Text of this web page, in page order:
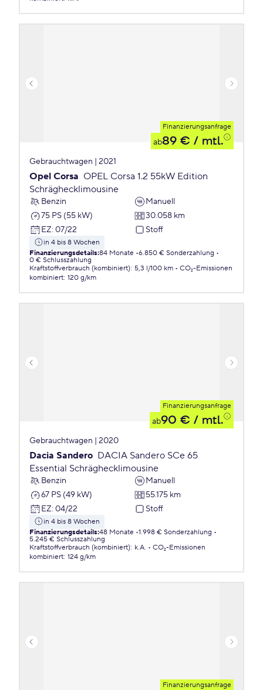
Finanzierungsanfrage
ab89 € / mtl.
Gebrauchtwagen | 2021
Opel Corsa OPEL Corsa 1.2 55kW Edition
Schräghecklimousine
Benzin
Manuell
75 PS (55 kW)
30.058 km
EZ: 07/22 Stoff
in 4 bis 8 Wochen
Finanzierungsdetails:84 Monate 6.850 € Sonderzahlung
0 € Schlusszahlung
Kraftstoffverbrauch (kombiniert): 5,3 l/100 km
CO₂-Emissionen
kombiniert: 120 g/km
Finanzierungsanfrage
ab90 € / mtl.
Gebrauchtwagen | 2020
Dacia Sandero DACIA Sandero SCe 65
Essential Schräghecklimousine
Benzin
Manuell
67 PS (49 kW)
55.175 km
EZ: 04/22 Stoff
in 4 bis 8 Wochen
Finanzierungsdetails:48 Monate 1.998 € Sonderzahlung
5.245 € Schlusszahlung
Kraftstoffverbrauch (kombiniert): k.A.
CO₂-Emissionen
kombiniert: 124 g/km
Finanzierungsanfrage